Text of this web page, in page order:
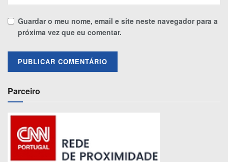
Guardar o meu nome, email e site neste navegador para a
próxima vez que eu comentar.
Parceiro